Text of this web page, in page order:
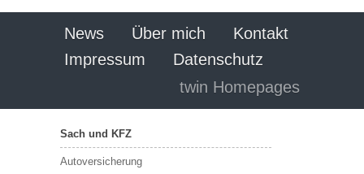
News Über mich
Kontakt
Impressum
Datenschutz
twin Homepages
Sach und KFZ
Autoversicherung